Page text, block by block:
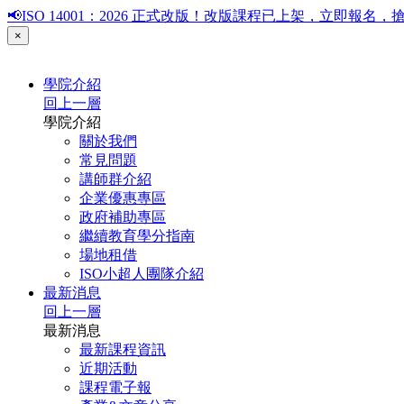
📢ISO 14001：2026 正式改版！改版課程已上架，立即報名，
×
學院介紹
回上一層
學院介紹
關於我們
常見問題
講師群介紹
企業優惠專區
政府補助專區
繼續教育學分指南
場地租借
ISO小超人團隊介紹
最新消息
回上一層
最新消息
最新課程資訊
近期活動
課程電子報